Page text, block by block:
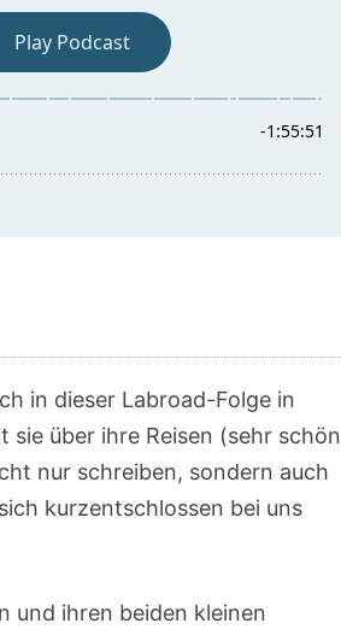
in dieser Labroad-Folge in
über ihre Reisen (sehr schön
nur schreiben, sondern auch
kurzentschlossen bei uns
und ihren beiden kleinen